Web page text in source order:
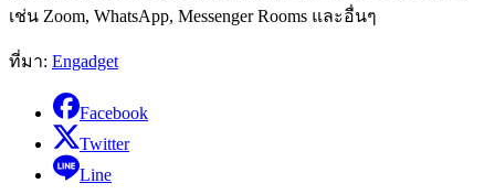
เช่น Zoom, WhatsApp, Messenger Rooms และอื่นๆ
ที่มา: Engadget
Facebook
Twitter
Line